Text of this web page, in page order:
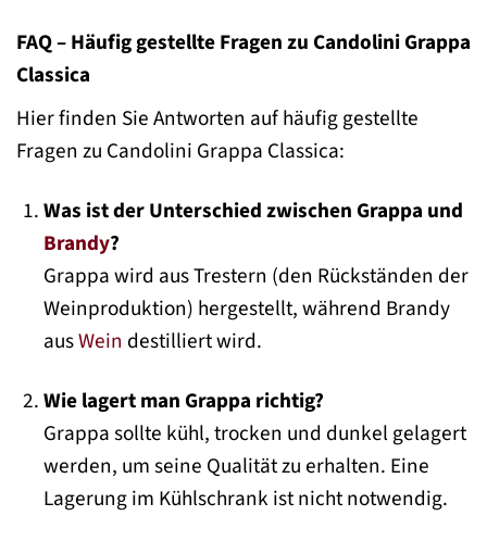
FAQ – Häufig gestellte Fragen zu Candolini Grappa
Classica
Hier finden Sie Antworten auf häufig gestellte
Fragen zu Candolini Grappa Classica:
Was ist der Unterschied zwischen Grappa und
Brandy?
Grappa wird aus Trestern (den Rückständen der
Weinproduktion) hergestellt, während Brandy
ausWein destilliert wird.
Wie lagert man Grappa richtig?
Grappa sollte kühl, trocken und dunkel gelagert
werden, um seine Qualität zu erhalten. Eine
Lagerung im Kühlschrank ist nicht notwendig.